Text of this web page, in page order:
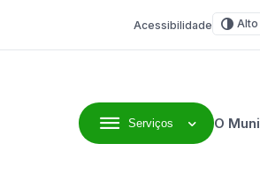
Acessibilidade Alto
Serviços O